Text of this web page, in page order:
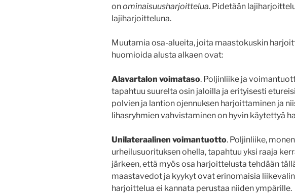
onominaisuusharjoittelua. Pidetään
lajiharjoitteluna.
Muutamia osa-alueita, joita maastokuskin
huomioida alusta alkaen ovat:
Alavartalon voimataso. Poljinliike ja
tapahtuu suurelta osin jaloilla ja erityisesti
polvien ja lantion ojennuksen harjoittaminen ja
lihasryhmien vahvistaminen on hyvin käytettyä
Unilateraalinen voimantuotto. Poljinliike,
urheilusuorituksen ohella, tapahtuu yksi raaja
järkeen, että myös osa harjoittelusta tehdään
maastavedot ja kyykyt ovat erinomaisia
harjoittelua ei kannata perustaa niiden ympärille.